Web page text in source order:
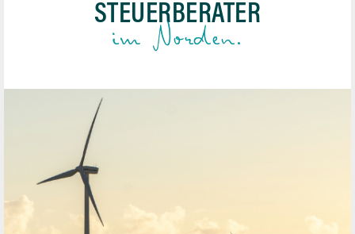
STEUERBERATER
im Norden.